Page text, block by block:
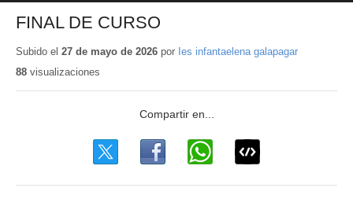
FINAL DE CURSO
Subido el 27 de mayo de 2026 por Ies infantaelena galapagar
88 visualizaciones